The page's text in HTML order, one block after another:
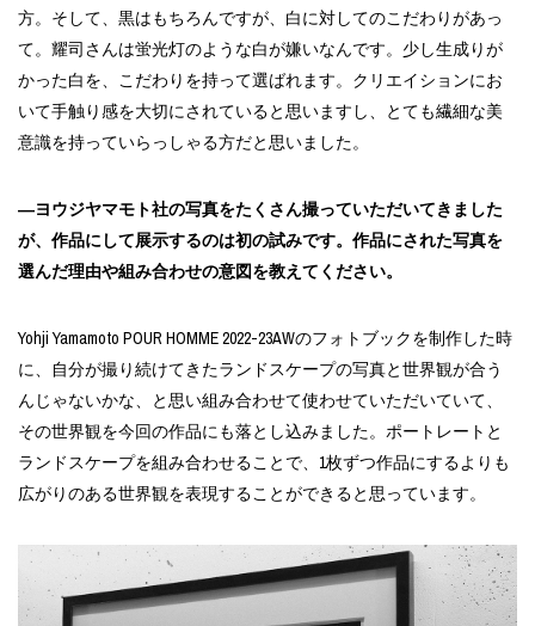
方。そして、黒はもちろんですが、白に対してのこだわりがあっ
て。耀司さんは蛍光灯のような白が嫌いなんです。少し生成りが
かった白を、こだわりを持って選ばれます。クリエイションにお
いて手触り感を大切にされていると思いますし、とても繊細な美
意識を持っていらっしゃる方だと思いました。
―ヨウジヤマモト社の写真をたくさん撮っていただいてきました
が、作品にして展示するのは初の試みです。作品にされた写真を
選んだ理由や組み合わせの意図を教えてください。
Yohji Yamamoto POUR HOMME 2022-23AWのフォトブックを制作した時
に、自分が撮り続けてきたランドスケープの写真と世界観が合う
んじゃないかな、と思い組み合わせて使わせていただいていて、
その世界観を今回の作品にも落とし込みました。ポートレートと
ランドスケープを組み合わせることで、1枚ずつ作品にするよりも
広がりのある世界観を表現することができると思っています。